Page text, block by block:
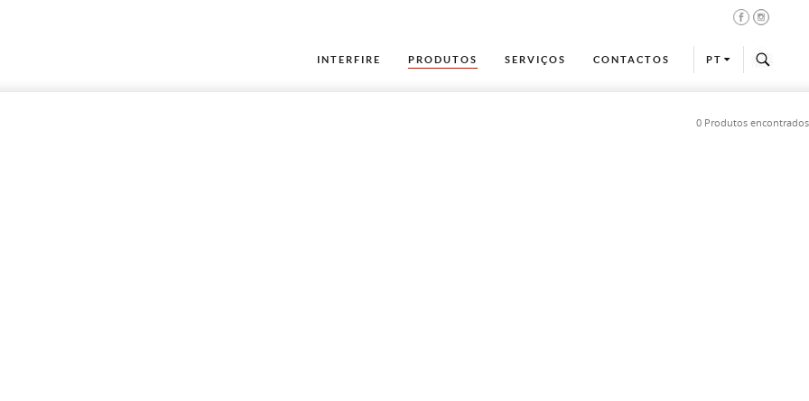
INTERFIRE PRODUTOS SERVIÇOS CONTACTOS PT
0 Produtos encontrados